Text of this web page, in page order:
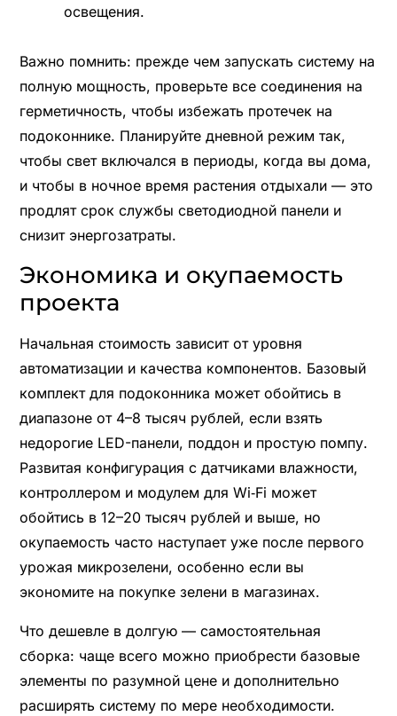
освещения.
Важно помнить: прежде чем запускать систему на
полную мощность, проверьте все соединения на
герметичность, чтобы избежать протечек на
подоконнике. Планируйте дневной режим так,
чтобы свет включался в периоды, когда вы дома,
и чтобы в ночное время растения отдыхали — это
продлят срок службы светодиодной панели и
снизит энергозатраты.
Экономика и окупаемость
проекта
Начальная стоимость зависит от уровня
автоматизации и качества компонентов. Базовый
комплект для подоконника может обойтись в
диапазоне от 4–8 тысяч рублей, если взять
недорогие LED-панели, поддон и простую помпу.
Развитая конфигурация с датчиками влажности,
контроллером и модулем для Wi‑Fi может
обойтись в 12–20 тысяч рублей и выше, но
окупаемость часто наступает уже после первого
урожая микрозелени, особенно если вы
экономите на покупке зелени в магазинах.
Что дешевле в долгую — самостоятельная
сборка: чаще всего можно приобрести базовые
элементы по разумной цене и дополнительно
расширять систему по мере необходимости.